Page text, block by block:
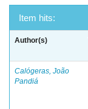
Item hits:
Author(s)
Calógeras, João
Pandiá